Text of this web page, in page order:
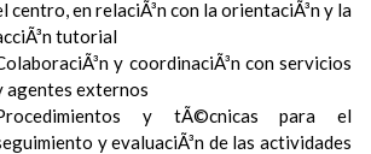
centro, en relaciÃ³n con la orientaciÃ³n y la
tutorial
y coordinaciÃ³n con servicios
agentes externos
y tÃ©cnicas para el
y evaluaciÃ³n de las actividades